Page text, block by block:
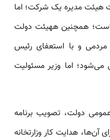
هیئت مدیره یک شرکت؛ اما
‌‌‌‌‌‌‌است؛ همچنین ههیئت دولت
و با ‌‌‌‌‌‌‌استعفای رئیس
اما وزیر مسئولیت
عمومی دولت، تصویب برنامه­‌‌‌‌‌‌‌‌
هدایت کار وزارتخانه­‌‌‌‌‌‌‌‌